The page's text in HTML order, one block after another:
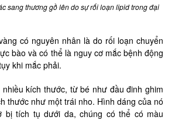
sang thương gồ lên do sự rối loạn lipid trong đại
có nguyên nhân là do rối loạn chuyển
bào và có thể là nguy cơ mắc bệnh động
khi mắc phải.
kích thước, từ bé như đầu đinh ghim
thước như một trái nho. Hình dáng của nó
bị tích tụ dưới da, chúng có thể có màu